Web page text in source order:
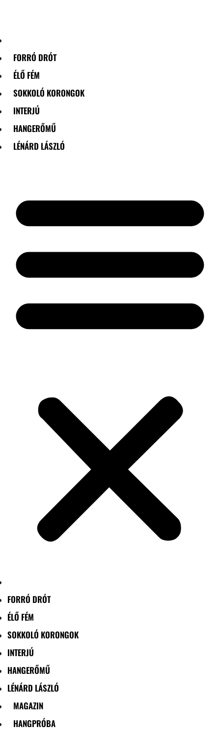
FORRÓ DRÓT
ÉLŐ FÉM
SOKKOLÓ KORONGOK
INTERJÚ
HANGERŐMŰ
LÉNÁRD LÁSZLÓ
FORRÓ DRÓT
ÉLŐ FÉM
SOKKOLÓ KORONGOK
INTERJÚ
HANGERŐMŰ
LÉNÁRD LÁSZLÓ
MAGAZIN
HANGPRÓBA